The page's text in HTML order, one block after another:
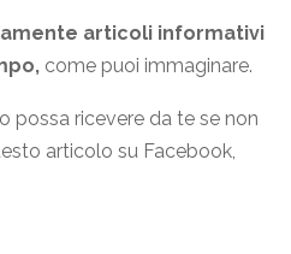
articoli informativi
come puoi immaginare.
possa ricevere da te se non
articolo su Facebook,